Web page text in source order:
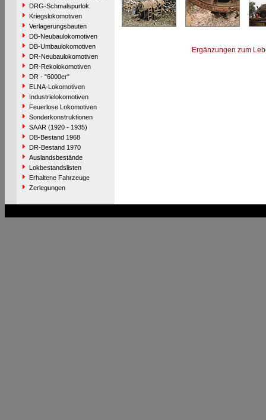
DRG-Schmalspurlok.
Kriegslokomotiven
Verlagerungsbauten
DB-Neubaulokomotiven
DB-Umbaulokomotiven
DR-Neubaulokomotiven
DR-Rekolokomotiven
DR - "6000er"
ELNA-Lokomotiven
Industrielokomotiven
Feuerlose Lokomotiven
Sonderkonstruktionen
SAAR (1920 - 1935)
DB-Bestand 1968
DR-Bestand 1970
Auslandsbestände
Lokbestandslisten
Erhaltene Fahrzeuge
Zerlegungen
Ergänzungen zum